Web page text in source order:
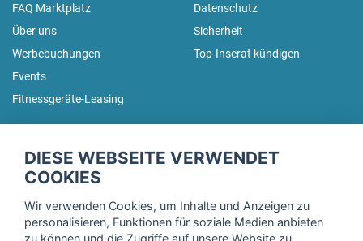
FAQ Marktplatz
Über uns
Werbebuchungen
Events
Fitnessgeräte-Leasing
Datenschutz
Sicherheit
Top-Inserat kündigen
Trage dich hier für unseren Newsletter ein und erhalte regelmäßig
DIESE WEBSEITE VERWENDET
COOKIES
Wir verwenden Cookies, um Inhalte und Anzeigen zu
personalisieren, Funktionen für soziale Medien anbieten
zu können und die Zugriffe auf unsere Website zu